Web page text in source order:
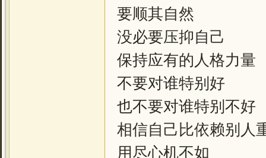
要顺其自然
没必要压抑自己
保持应有的人格力量
不要对谁特别好
也不要对谁特别不好
相信自己比依赖别人
用尽心机不如